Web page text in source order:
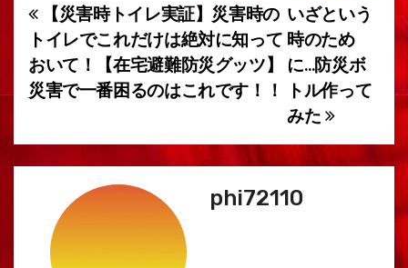
投
稿
ナ
ゲ
シ
いざという
時のため
に…防災ボ
トル作って
みた
【災害時トイレ実証】災害時の
トイレでこれだけは絶対に知って
おいて！【在宅避難防災グッツ】
災害で一番困るのはこれです！！
phi72110